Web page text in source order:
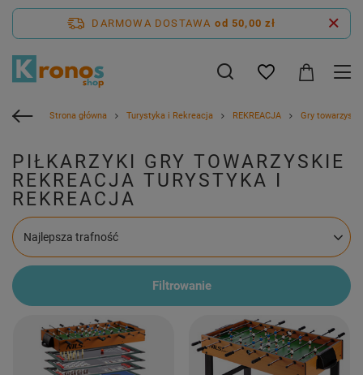
DARMOWA DOSTAWA od 50,00 zł
Strona główna Turystyka i Rekreacja REKREACJA Gry
PIŁKARZYKI GRY TOWARZYSKIE
REKREACJA TURYSTYKA I
REKREACJA
Zmień sortowanie
Najlepsza trafność
Filtrowanie